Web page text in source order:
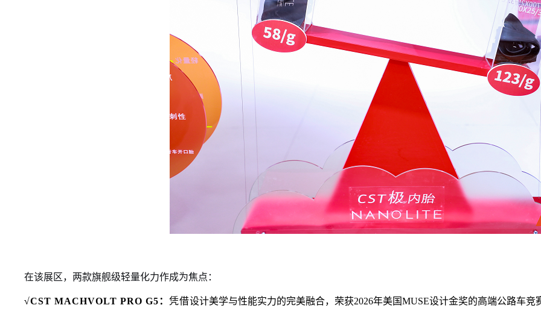
在该展区，两款旗舰级轻量化力作成为焦点：
√CST MACHVOLT PRO G5： 凭借设计美学与性能实力的完美融合， 荣获2026年美国MUSE设计金奖的高端公路车竞